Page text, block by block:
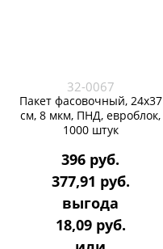
32-0067
Пакет фасовочный, 24х37
см, 8 мкм, ПНД, евроблок,
1000 штук
396 руб.
377,91 руб.
выгода
18,09 руб.